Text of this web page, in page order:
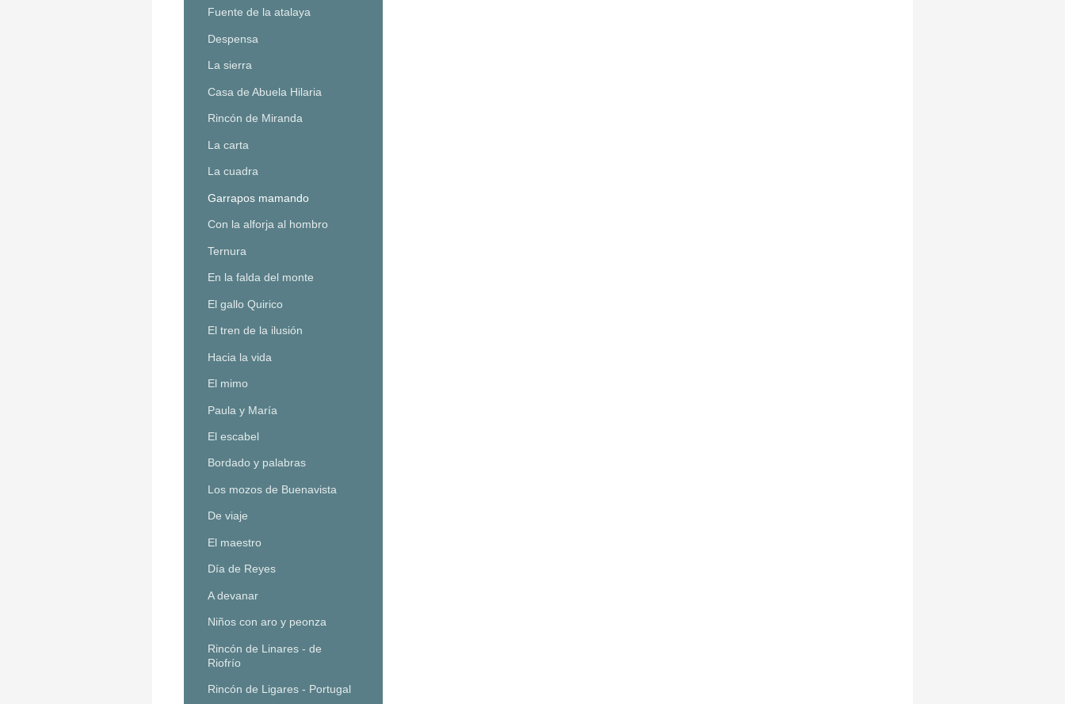
Fuente de la atalaya
Despensa
La sierra
Casa de Abuela Hilaria
Rincón de Miranda
La carta
La cuadra
Garrapos mamando
Con la alforja al hombro
Ternura
En la falda del monte
El gallo Quirico
El tren de la ilusión
Hacia la vida
El mimo
Paula y María
El escabel
Bordado y palabras
Los mozos de Buenavista
De viaje
El maestro
Día de Reyes
A devanar
Niños con aro y peonza
Rincón de Linares - de
Riofrío
Rincón de Ligares - Portugal